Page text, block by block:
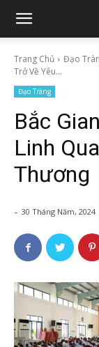
Trang Chủ Đạo
Trở Về Yêu...
Đạo Tràng
Bắc
Linh
Thương
- 30 Tháng Năm, 2024